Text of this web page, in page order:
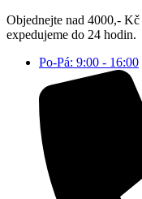
Přejít
k
Objednejte nad 4000,-
expedujeme do 24 hodin.
Po-Pá: 9:00 - 16:00